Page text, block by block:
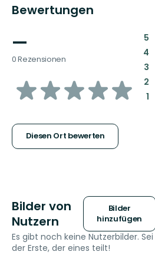
Bewertungen
—
0 Rezensionen
von
Sternen
Diesen Ort bewerten
5:
4:
3:
2:
1:
Bilder von
Nutzern
Bilder
hinzufügen
Es gibt noch keine Nutzerbilder. Sei
der Erste, der eines teilt!